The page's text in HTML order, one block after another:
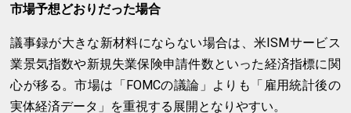
市場予想どおりだった場合
議事録が大きな新材料にならない場合は、米ISMサービス
業景気指数や新規失業保険申請件数といった経済指標に関
心が移る。市場は「FOMCの議論」よりも「雇用統計後の
実体経済データ」を重視する展開となりやすい。